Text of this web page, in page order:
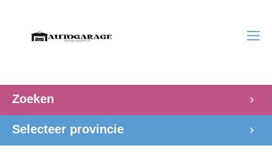
Zoeken
Selecteer provincie